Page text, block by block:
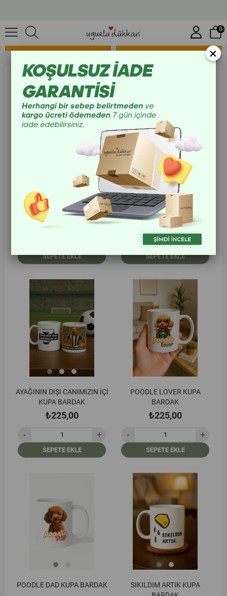
0
FILTRELEME
OSICARDI KUPA BARDAK
₺225,00
SEPETE EKLE
AYRICA BİZ SORUNLARDAN
KAÇAN KUPA BARDAK
₺225,00
SEPETE EKLE
AYAĞININ DIŞI CANIMIZIN İÇİ
KUPA BARDAK
₺225,00
SEPETE EKLE
POODLE LOVER KUPA
BARDAK
₺225,00
SEPETE EKLE
POODLE DAD KUPA BARDAK
SIKILDIM ARTIK KUPA
×